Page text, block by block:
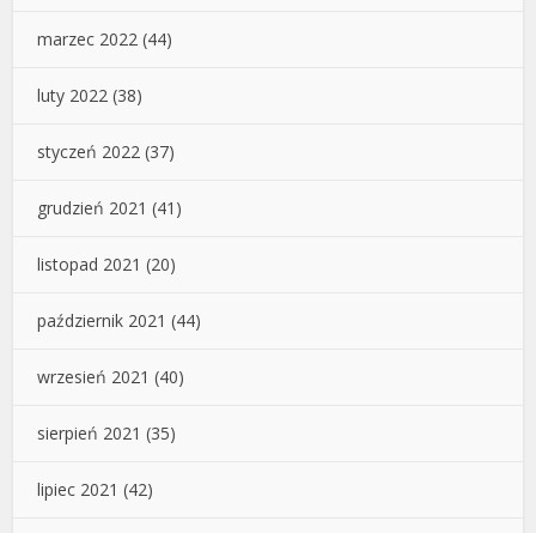
marzec 2022 (44)
luty 2022 (38)
styczeń 2022 (37)
grudzień 2021 (41)
listopad 2021 (20)
październik 2021 (44)
wrzesień 2021 (40)
sierpień 2021 (35)
lipiec 2021 (42)